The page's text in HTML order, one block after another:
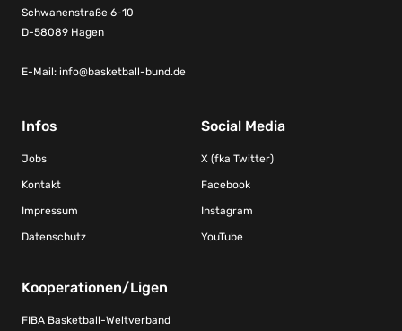
Schwanenstraße 6-10
D-58089 Hagen
E-Mail: info@basketball-bund.de
Infos
Jobs
Kontakt
Impressum
Datenschutz
Social Media
X (fka Twitter)
Facebook
Instagram
YouTube
Kooperationen/Ligen
FIBA Basketball-Weltverband